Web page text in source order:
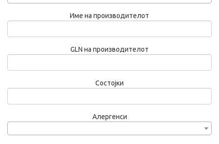
Име на производителот
GLN на производителот
Состојки
Алергенси